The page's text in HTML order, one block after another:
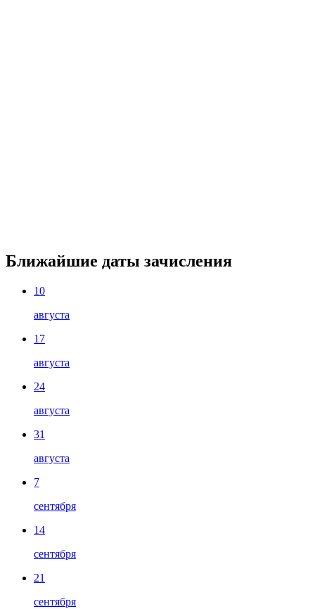
Ближайшие даты зачисления
10
августа
17
августа
24
августа
31
августа
7
сентября
14
сентября
21
сентября